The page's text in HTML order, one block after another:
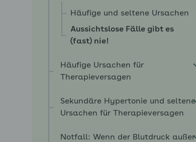
Häufige und seltene Ursachen
Aussichtslose Fälle gibt es
(fast) nie!
Häufige Ursachen für
Therapieversagen
Sekundäre Hypertonie und seltene
Ursachen für Therapieversagen
Notfall: Wenn der Blutdruck außer